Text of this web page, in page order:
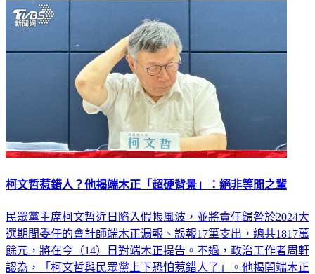
柯文哲惹錯人？他揭端木正「超硬背景」：絕非等閒之輩
民眾黨主席柯文哲近日陷入假帳風波，並將責任歸咎於2024大
選期間委任的會計師端木正漏報、誤報17筆支出，總共1817萬
餘元，將在今（14）日對端木正提告。不過，政治工作者周軒
認為，「柯文哲與民眾黨上下恐怕惹錯人了」。他揭開端木正